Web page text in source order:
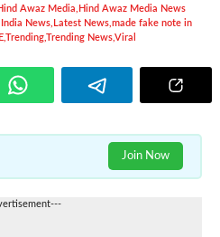
Awaz Media Hind Awaz Media News
India News Latest News made fake note in
TrendingTrending NewsViral
Join Now